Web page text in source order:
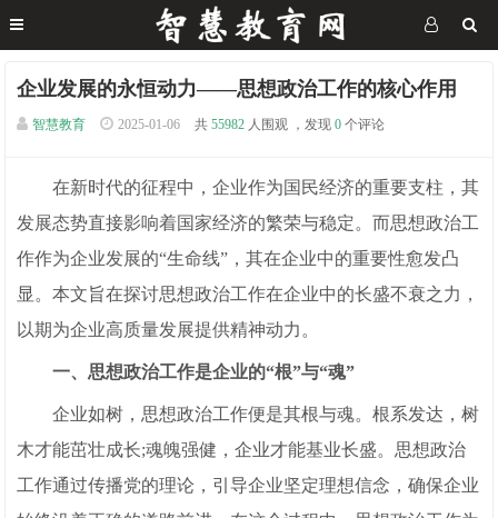
企业发展的永恒动力——思想政治工作的核心作用
智慧教育 2025-01-06 共 55982 人围观 ，发现 0 个评论
在新时代的征程中，企业作为国民经济的重要支柱，其
发展态势直接影响着国家经济的繁荣与稳定。而思想政治工
作作为企业发展的“生命线”，其在企业中的重要性愈发凸
显。本文旨在探讨思想政治工作在企业中的长盛不衰之力，
以期为企业高质量发展提供精神动力。
一、思想政治工作是企业的“根”与“魂”
企业如树，思想政治工作便是其根与魂。根系发达，树
木才能茁壮成长;魂魄强健，企业才能基业长盛。思想政治
工作通过传播党的理论，引导企业坚定理想信念，确保企业